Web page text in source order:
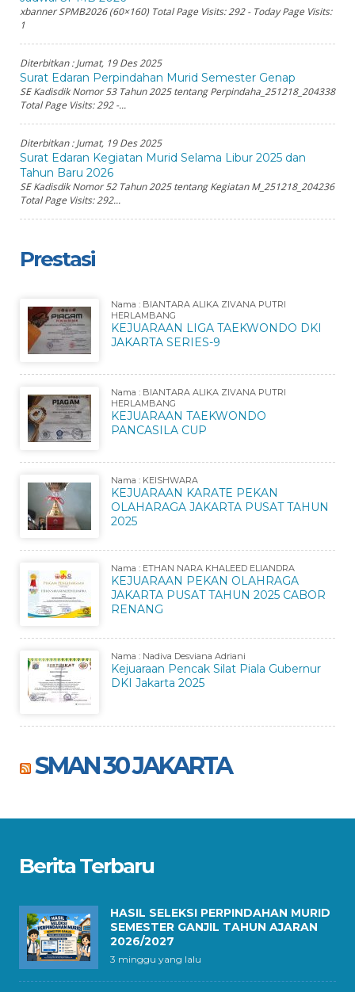
xbanner SPMB2026 (60×160) Total Page Visits: 292 - Today Page Visits:
1
Diterbitkan :Jumat, 19 Des 2025
Surat Edaran Perpindahan Murid Semester Genap
SE Kadisdik Nomor 53 Tahun 2025 tentang Perpindaha_251218_204338
Total Page Visits: 292 -...
Diterbitkan :Jumat, 19 Des 2025
Surat Edaran Kegiatan Murid Selama Libur 2025 dan
Tahun Baru 2026
SE Kadisdik Nomor 52 Tahun 2025 tentang Kegiatan M_251218_204236
Total Page Visits: 292...
Prestasi
Nama : BIANTARA ALIKA ZIVANA PUTRI
HERLAMBANG
KEJUARAAN LIGA TAEKWONDO DKI
JAKARTA SERIES-9
Nama : BIANTARA ALIKA ZIVANA PUTRI
HERLAMBANG
KEJUARAAN TAEKWONDO
PANCASILA CUP
Nama : KEISHWARA
KEJUARAAN KARATE PEKAN
OLAHARAGA JAKARTA PUSAT TAHUN
2025
Nama : ETHAN NARA KHALEED ELIANDRA
KEJUARAAN PEKAN OLAHRAGA
JAKARTA PUSAT TAHUN 2025 CABOR
RENANG
Nama : Nadiva Desviana Adriani
Kejuaraan Pencak Silat Piala Gubernur
DKI Jakarta 2025
SMAN 30 JAKARTA
Berita Terbaru
HASIL SELEKSI PERPINDAHAN MURID
SEMESTER GANJIL TAHUN AJARAN
2026/2027
3 minggu yang lalu